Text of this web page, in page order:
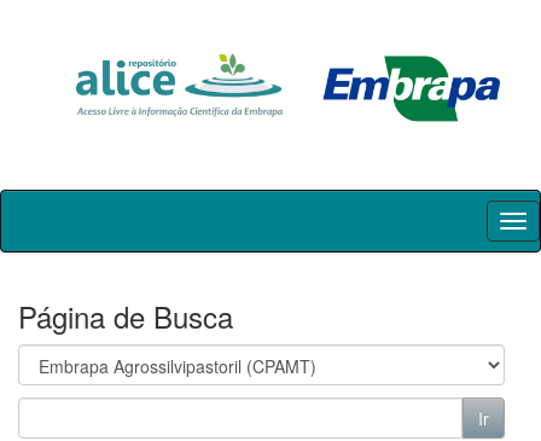
Skip
Página de Busca